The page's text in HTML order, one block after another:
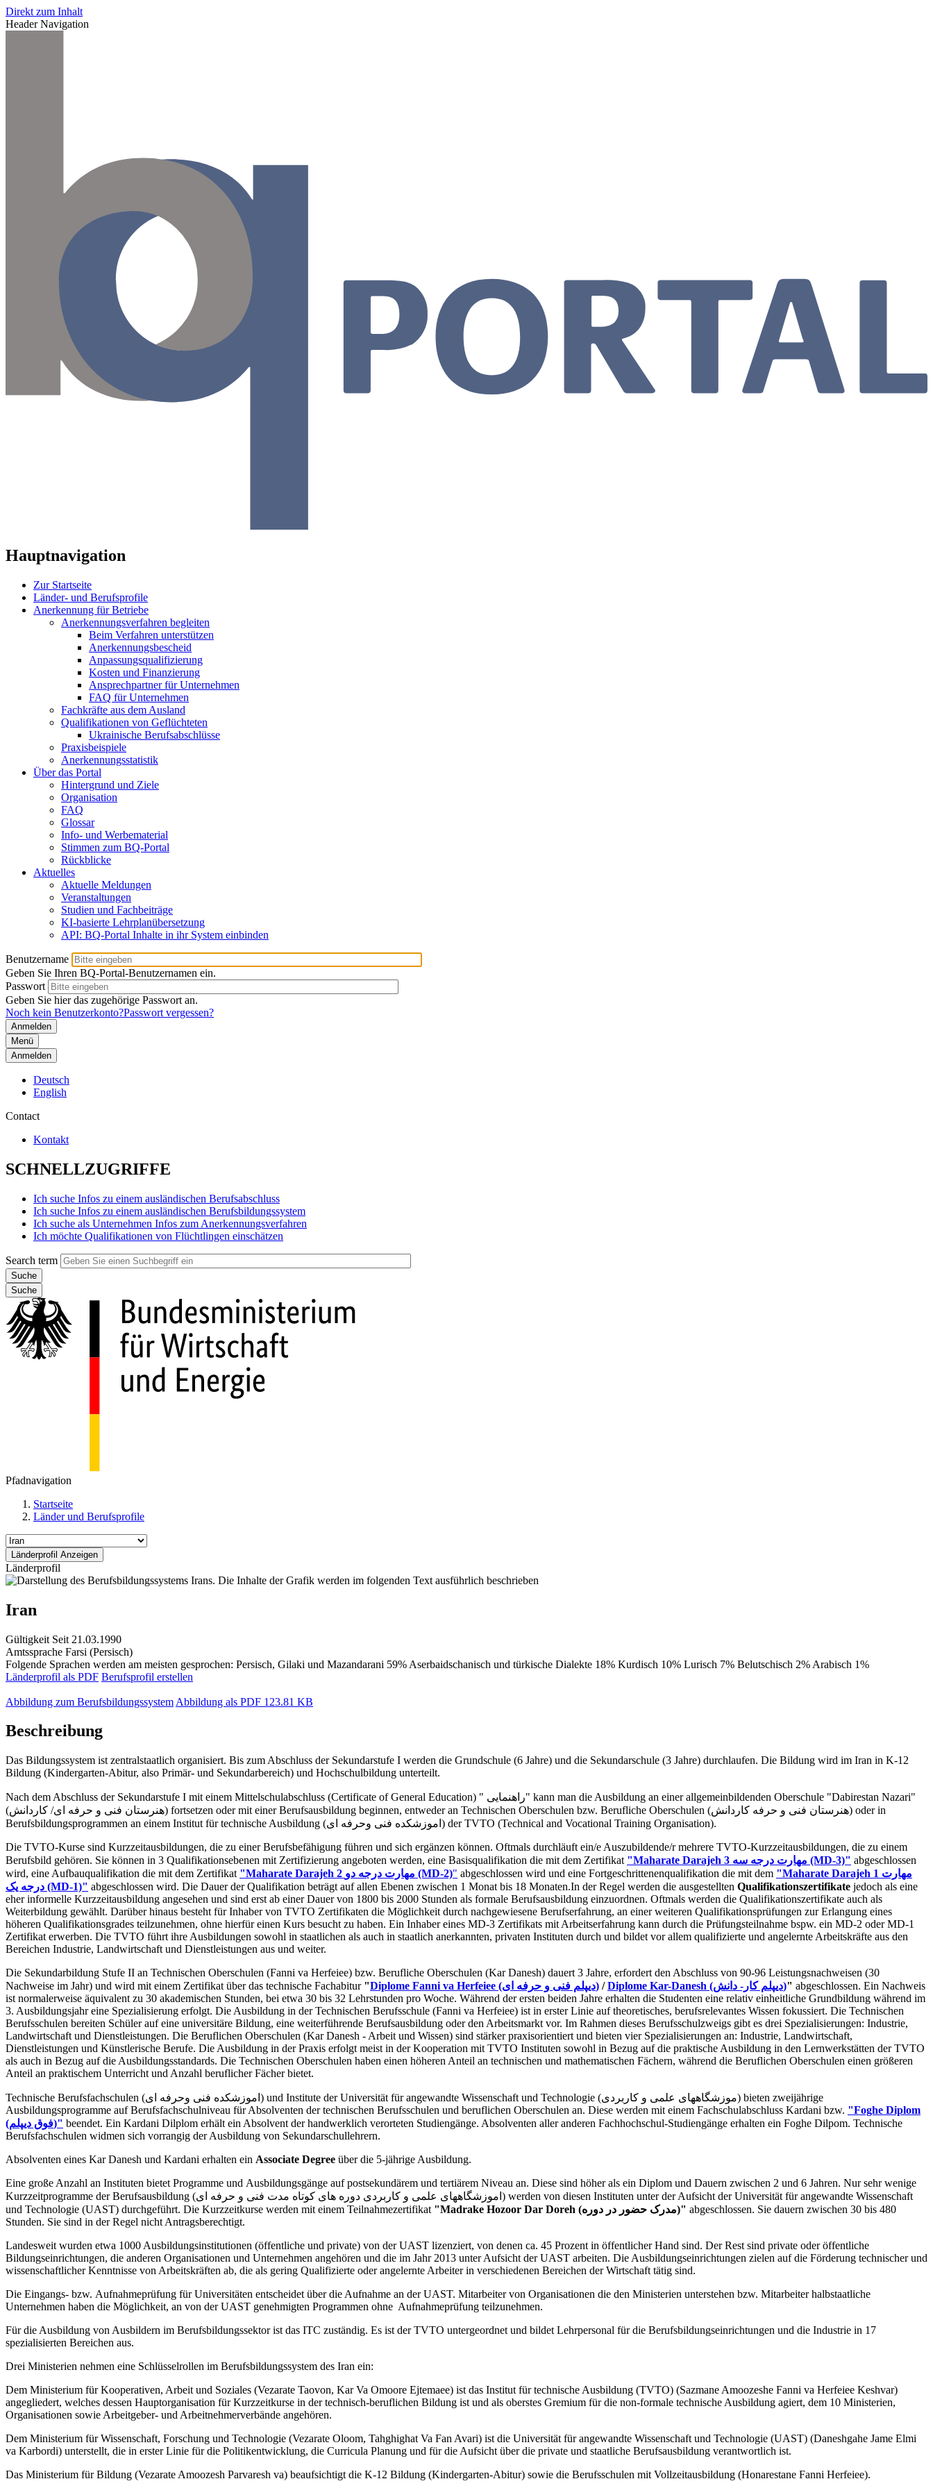
Direkt zum Inhalt
Header Navigation
Hauptnavigation
Zur Startseite
Länder- und Berufsprofile
Anerkennung für Betriebe
Anerkennungsverfahren begleiten
Beim Verfahren unterstützen
Anerkennungsbescheid
Anpassungsqualifizierung
Kosten und Finanzierung
Ansprechpartner für Unternehmen
FAQ für Unternehmen
Fachkräfte aus dem Ausland
Qualifikationen von Geflüchteten
Ukrainische Berufsabschlüsse
Praxisbeispiele
Anerkennungsstatistik
Über das Portal
Hintergrund und Ziele
Organisation
FAQ
Glossar
Info- und Werbematerial
Stimmen zum BQ-Portal
Rückblicke
Aktuelles
Aktuelle Meldungen
Veranstaltungen
Studien und Fachbeiträge
KI-basierte Lehrplanübersetzung
API: BQ-Portal Inhalte in ihr System einbinden
Benutzername
Geben Sie Ihren BQ-Portal-Benutzernamen ein.
Passwort
Geben Sie hier das zugehörige Passwort an.
Noch kein Benutzerkonto?Passwort vergessen?
Menü
Anmelden
Deutsch
English
Contact
Kontakt
SCHNELLZUGRIFFE
Ich suche Infos zu einem ausländischen Berufsabschluss
Ich suche Infos zu einem ausländischen Berufsbildungssystem
Ich suche als Unternehmen Infos zum Anerkennungsverfahren
Ich möchte Qualifikationen von Flüchtlingen einschätzen
Search term
Suche
Pfadnavigation
Startseite
Länder und Berufsprofile
Länderprofil
Iran
Gültigkeit Seit 21.03.1990
Amtssprache Farsi (Persisch)
Folgende Sprachen werden am meisten gesprochen: Persisch, Gilaki und Mazandarani 59% Aserbaidschanisch und türkische Dialekte 18% Kurdisch 10% Lurisch 7% Belutschisch 2% Arabisch 1%
Länderprofil als PDF Berufsprofil erstellen
Abbildung zum Berufsbildungssystem Abbildung als PDF 123.81 KB
Beschreibung
Das Bildungssystem ist zentralstaatlich organisiert. Bis zum Abschluss der Sekundarstufe I werden die Grundschule (6 Jahre) und die Sekundarschule (3 Jahre) durchlaufen. Die Bildung wird im Iran in K-12
Bildung (Kindergarten-Abitur, also Primär- und Sekundarbereich) und Hochschulbildung unterteilt.
Nach dem Abschluss der Sekundarstufe I mit einem Mittelschulabschluss (Certificate of General Education) " راهنمایی" kann man die Ausbildung an einer allgemeinbildenden Oberschule "Dabirestan Nazari"
(هنرستان فنی و حرفه ای/ کاردانش) fortsetzen oder mit einer Berufsausbildung beginnen, entweder an Technischen Oberschulen bzw. Berufliche Oberschulen (هنرستان فنی و حرفه کاردانش) oder in
Berufsbildungsprogrammen an einem Institut für technische Ausbildung (اموزشکده فنی وحرفه ای) der TVTO (Technical and Vocational Training Organisation).
Die TVTO-Kurse sind Kurzzeitausbildungen, die zu einer Berufsbefähigung führen und sich ergänzen können. Oftmals durchläuft ein/e Auszubildende/r mehrere TVTO-Kurzzeitausbildungen, die zu einem
Berufsbild gehören. Sie können in 3 Qualifikationsebenen mit Zertifizierung angeboten werden, eine Basisqualifikation die mit dem Zertifikat
"Maharate Darajeh 3 مهارت درجه سه (MD-3)" abgeschlossen
wird, eine Aufbauqualifikation die mit dem Zertifikat
"Maharate Darajeh 2 مهارت درجه دو (MD-2)" abgeschlossen wird und eine Fortgeschrittenenqualifikation die mit dem "Maharate Darajeh 1 مهارت
درجه یک (MD-1)" abgeschlossen wird. Die Dauer der Qualifikation beträgt auf allen Ebenen zwischen 1 Monat bis 18 Monaten.In der Regel werden die ausgestellten Qualifikationszertifikate jedoch als eine
eher informelle Kurzzeitausbildung angesehen und sind erst ab einer Dauer von 1800 bis 2000 Stunden als formale Berufsausbildung einzuordnen. Oftmals werden die Qualifikationszertifikate auch als
Weiterbildung gewählt. Darüber hinaus besteht für Inhaber von TVTO Zertifikaten die Möglichkeit durch nachgewiesene Berufserfahrung, an einer weiteren Qualifikationsprüfungen zur Erlangung eines
höheren Qualifikationsgrades teilzunehmen, ohne hierfür einen Kurs besucht zu haben. Ein Inhaber eines MD-3 Zertifikats mit Arbeitserfahrung kann durch die Prüfungsteilnahme bspw. ein MD-2 oder MD-1
Zertifikat erwerben. Die TVTO führt ihre Ausbildungen sowohl in staatlichen als auch in staatlich anerkannten, privaten Instituten durch und bildet vor allem qualifizierte und angelernte Arbeitskräfte aus den
Bereichen Industrie, Landwirtschaft und Dienstleistungen aus und weiter.
Die Sekundarbildung Stufe II an Technischen Oberschulen (Fanni va Herfeiee) bzw. Berufliche Oberschulen (Kar Danesh) dauert 3 Jahre, erfordert den Abschluss von 90-96 Leistungsnachweisen (30
Nachweise im Jahr) und wird mit einem Zertifikat über das technische Fachabitur" Diplome Fanni va Herfeiee (دیپلم فنی و حرفه ای) / Diplome Kar-Danesh (دیپلم کار- دانش)" abgeschlossen. Ein Nachweis
ist normalerweise äquivalent zu 30 akademischen Stunden, bei etwa 30 bis 32 Lehrstunden pro Woche. Während der ersten beiden Jahre erhalten die Studenten eine relativ einheitliche Grundbildung während im
3. Ausbildungsjahr eine Spezialisierung erfolgt. Die Ausbildung in der Technischen Berufsschule (Fanni va Herfeiee) ist in erster Linie auf theoretisches, berufsrelevantes Wissen fokussiert. Die Technischen
Berufsschulen bereiten Schüler auf eine universitäre Bildung, eine weiterführende Berufsausbildung oder den Arbeitsmarkt vor. Im Rahmen dieses Berufsschulzweigs gibt es drei Spezialisierungen: Industrie,
Landwirtschaft und Dienstleistungen. Die Beruflichen Oberschulen (Kar Danesh - Arbeit und Wissen) sind stärker praxisorientiert und bieten vier Spezialisierungen an: Industrie, Landwirtschaft,
Dienstleistungen und Künstlerische Berufe. Die Ausbildung in der Praxis erfolgt meist in der Kooperation mit TVTO Instituten sowohl in Bezug auf die praktische Ausbildung in den Lernwerkstätten der TVTO
als auch in Bezug auf die Ausbildungsstandards. Die Technischen Oberschulen haben einen höheren Anteil an technischen und mathematischen Fächern, während die Beruflichen Oberschulen einen größeren
Anteil an praktischem Unterricht und Anzahl beruflicher Fächer bietet.
Technische Berufsfachschulen (اموزشکده فنی وحرفه ای) und Institute der Universität für angewandte Wissenschaft und Technologie (موزشگاههای علمی و کاربردی) bieten zweijährige
Ausbildungsprogramme auf Berufsfachschulniveau für Absolventen der technischen Berufsschulen und beruflichen Oberschulen an. Diese werden mit einem Fachschulabschluss Kardani bzw. "Foghe Diplom
(فوق دیپلم)" beendet. Ein Kardani Dilplom erhält ein Absolvent der handwerklich verorteten Studiengänge. Absolventen aller anderen Fachhochschul-Studiengänge erhalten ein Foghe Dilpom. Technische
Berufsfachschulen widmen sich vorrangig der Ausbildung von Sekundarschullehrern.
Absolventen eines Kar Danesh und Kardani erhalten ein Associate Degree über die 5-jährige Ausbildung.
Eine große Anzahl an Instituten bietet Programme und Ausbildungsgänge auf postsekundärem und tertiärem Niveau an. Diese sind höher als ein Diplom und Dauern zwischen 2 und 6 Jahren. Nur sehr wenige
Kurzzeitprogramme der Berufsausbildung (اموزشگاههای علمی و کاربردی دوره های کوتاه مدت فنی و حرفه ای) werden von diesen Instituten unter der Aufsicht der Universität für angewandte Wissenschaft
und Technologie (UAST) durchgeführt. Die Kurzzeitkurse werden mit einem Teilnahmezertifikat
"Madrake Hozoor Dar Doreh (مدرک حضور در دوره)" abgeschlossen. Sie dauern zwischen 30 bis 480
Stunden. Sie sind in der Regel nicht Antragsberechtigt.
Landesweit wurden etwa 1000 Ausbildungsinstitutionen (öffentliche und private) von der UAST lizenziert, von denen ca. 45 Prozent in öffentlicher Hand sind. Der Rest sind private oder öffentliche
Bildungseinrichtungen, die anderen Organisationen und Unternehmen angehören und die im Jahr 2013 unter Aufsicht der UAST arbeiten. Die Ausbildungseinrichtungen zielen auf die Förderung technischer und
wissenschaftlicher Kenntnisse von Arbeitskräften ab, die als gering Qualifizierte oder angelernte Arbeiter in verschiedenen Bereichen der Wirtschaft tätig sind.
Die Eingangs- bzw. Aufnahmeprüfung für Universitäten entscheidet über die Aufnahme an der UAST. Mitarbeiter von Organisationen die den Ministerien unterstehen bzw. Mitarbeiter halbstaatliche
Unternehmen haben die Möglichkeit, an von der UAST genehmigten Programmen ohne Aufnahmeprüfung teilzunehmen.
Für die Ausbildung von Ausbildern im Berufsbildungssektor ist das ITC zuständig. Es ist der TVTO untergeordnet und bildet Lehrpersonal für die Berufsbildungseinrichtungen und die Industrie in 17
spezialisierten Bereichen aus.
Drei Ministerien nehmen eine Schlüsselrollen im Berufsbildungssystem des Iran ein:
Dem Ministerium für Kooperativen, Arbeit und Soziales (Vezarate Taovon, Kar Va Omoore Ejtemaee) ist das Institut für technische Ausbildung (TVTO) (Sazmane Amoozeshe Fanni va Herfeiee Keshvar)
angegliedert, welches dessen Hauptorganisation für Kurzzeitkurse in der technisch-beruflichen Bildung ist und als oberstes Gremium für die non-formale technische Ausbildung agiert, dem 10 Ministerien,
Organisationen sowie Arbeitgeber- und Arbeitnehmerverbände angehören.
Dem Ministerium für Wissenschaft, Forschung und Technologie (Vezarate Oloom, Tahghighat Va Fan Avari) ist die Universität für angewandte Wissenschaft und Technologie (UAST) (Daneshgahe Jame Elmi
va Karbordi) unterstellt, die in erster Linie für die Politikentwicklung, die Curricula Planung und für die Aufsicht über die private und staatliche Berufsausbildung verantwortlich ist.
Das Ministerium für Bildung (Vezarate Amoozesh Parvaresh va) beaufsichtigt die K-12 Bildung (Kindergarten-Abitur) sowie die Berufsschulen mit Vollzeitausbildung (Honarestane Fanni Herfeiee).